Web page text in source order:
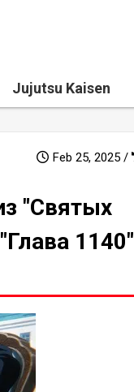
Jujutsu Kaisen
Feb 25, 2025 /
"Святых
1140"